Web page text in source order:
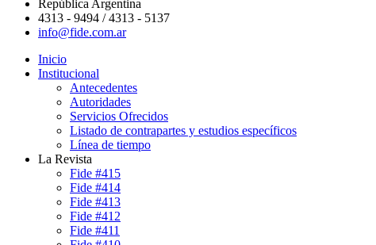
República Argentina
4313 - 9494 / 4313 - 5137
info@fide.com.ar
Inicio
Institucional
Antecedentes
Autoridades
Servicios Ofrecidos
Listado de contrapartes y estudios específicos
Línea de tiempo
La Revista
Fide #415
Fide #414
Fide #413
Fide #412
Fide #411